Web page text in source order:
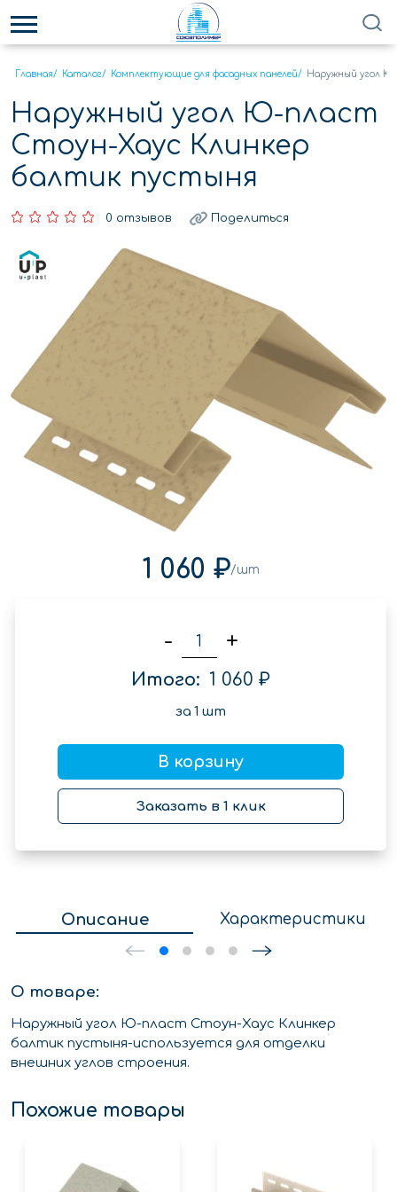
Главная/ Каталог/ Комплектующие для фасадных панелей/ Наружный угол
Наружный угол Ю-пласт
Стоун-Хаус Клинкер
балтик пустыня
0 отзывов Поделиться
1 060 ₽/шт
- +
Итого: 1 060 ₽
за 1 шт
В корзину
Заказать в 1 клик
Описание Характеристики
О товаре:
Наружный угол Ю-пласт Стоун-Хаус Клинкер
балтик пустыня-используется для отделки
внешних углов строения.
Похожие товары